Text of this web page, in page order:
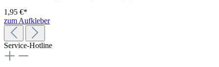
1,95 €*
zum Aufkleber
Service-Hotline